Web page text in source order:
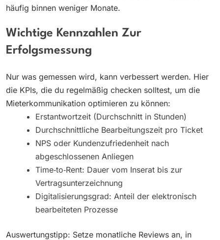
häufig binnen weniger Monate.
Wichtige Kennzahlen Zur
Erfolgsmessung
Nur was gemessen wird, kann verbessert werden. Hier
die KPIs, die du regelmäßig checken solltest, um die
Mieterkommunikation optimieren zu können:
Erstantwortzeit (Durchschnitt in Stunden)
Durchschnittliche Bearbeitungszeit pro Ticket
NPS oder Kundenzufriedenheit nach
abgeschlossenen Anliegen
Time‑to‑Rent: Dauer vom Inserat bis zur
Vertragsunterzeichnung
Digitalisierungsgrad: Anteil der elektronisch
bearbeiteten Prozesse
Auswertungstipp: Setze monatliche Reviews an, in